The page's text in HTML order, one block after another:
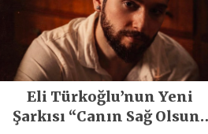
Eli Türkoğlu’nun Yeni
Şarkısı “Canın Sağ Olsun”